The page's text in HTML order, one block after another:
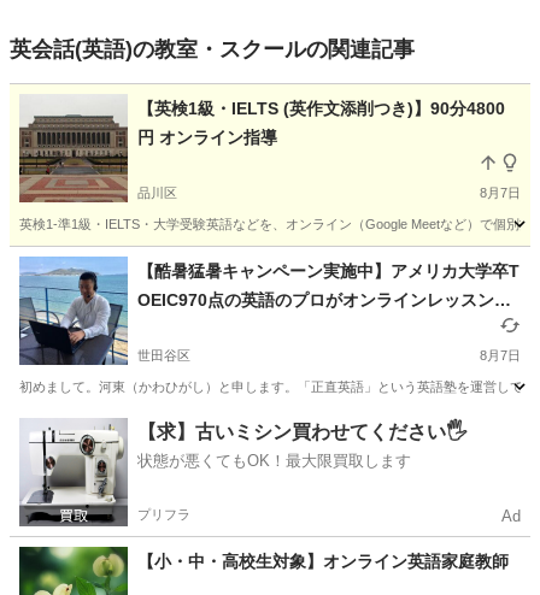
英会話(英語)の教室・スクールの関連記事
【英検1級・IELTS (英作文添削つき)】90分4800
円 オンライン指導
品川区 8月7日
英検1-準1級・IELTS・大学受験英語などを、オンライン（Google Meetなど）で個別
東京 品川区 英検
【酷暑猛暑キャンペーン実施中】アメリカ大学卒T
OEIC970点の英語のプロがオンラインレッスンで
あなたの英語力を効率的に上げるお手伝いをしま
す！【残り1枠】
世田谷区 8月7日
初めまして。河東（かわひがし）と申します。「正直英語」という英語塾を運営して
東京 世田谷区 英語 TOEIC
【求】古いミシン買わせてください🖐️
状態が悪くてもOK！最大限買取します
プリフラ Ad
【小・中・高校生対象】オンライン英語家庭教師